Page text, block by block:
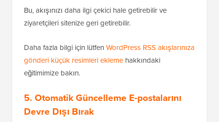
Bu, akışınızı daha ilgi çekici hale getirebilir ve
ziyaretçileri sitenize geri getirebilir.
Daha fazla bilgi için lütfen WordPress RSS akışlarınıza
gönderi küçük resimleri ekleme hakkındaki
eğitimimize bakın.
5. Otomatik Güncelleme E-postalarını
Devre Dışı Bırak